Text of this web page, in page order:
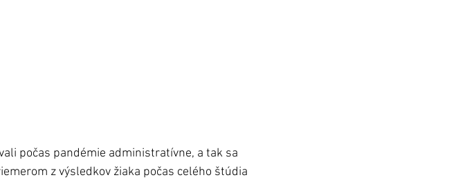
počas pandémie administratívne, a tak sa
z výsledkov žiaka počas celého štúdia